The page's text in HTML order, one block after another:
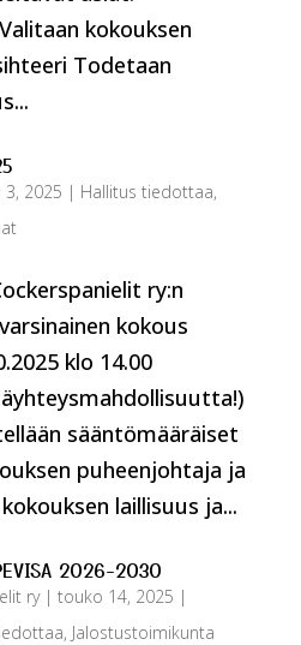
kokouksen
Todetaan
3, 2025 | Hallitus tiedottaa,
ry:n
kokous
klo 14.00
sääntömääräiset
puheenjohtaja ja
laillisuus ja...
2026-2030
ry| touko 14, 2025 |
, Jalostustoimikunta